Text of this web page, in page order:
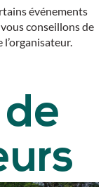
événements
conseillons de